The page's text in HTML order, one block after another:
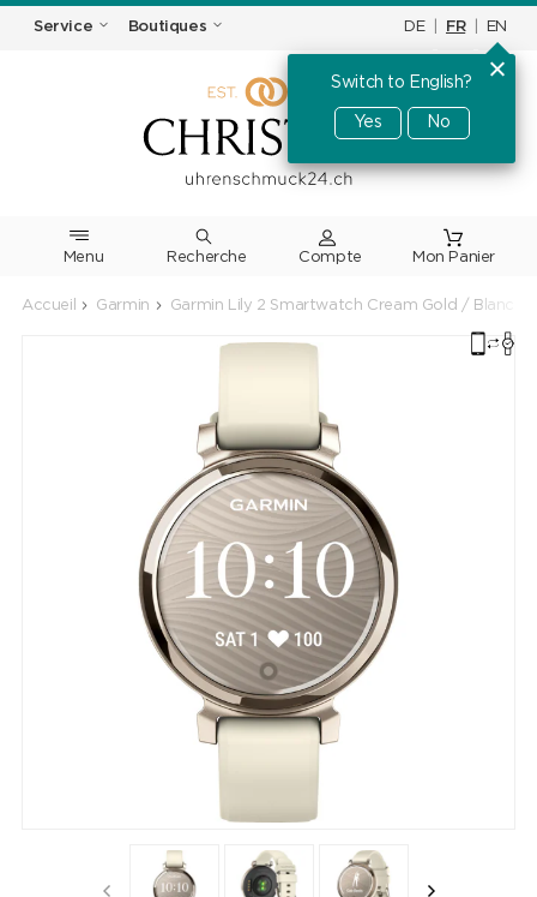
Service Boutiques DE FR EN
Switch to English?
Yes No
Menu Recherche
Accueil Garmin Garmin Lily 2 Smartwatch Cream Gold / Blanc